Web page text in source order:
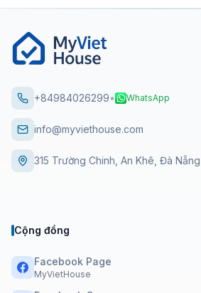
+84984026299• WhatsApp
info@myviethouse.com
315 Trường Chinh, An Khê, Đà
Cộng đồng
Facebook Page
MyVietHouse